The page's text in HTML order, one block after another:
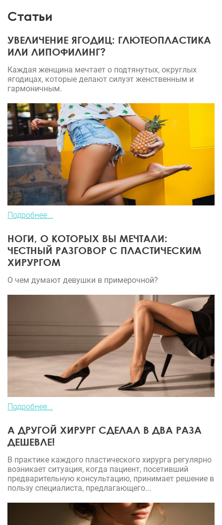
Статьи
УВЕЛИЧЕНИЕ ЯГОДИЦ: ГЛЮТЕОПЛАСТИКА
ИЛИ ЛИПОФИЛИНГ?
Каждая женщина мечтает о подтянутых, округлых
ягодицах, которые делают силуэт женственным и
гармоничным.
Подробнее...
НОГИ, О КОТОРЫХ ВЫ МЕЧТАЛИ:
ЧЕСТНЫЙ РАЗГОВОР С ПЛАСТИЧЕСКИМ
ХИРУРГОМ
О чем думают девушки в примерочной?
Подробнее...
А ДРУГОЙ ХИРУРГ СДЕЛАЛ В ДВА РАЗА
ДЕШЕВЛЕ!
В практике каждого пластического хирурга регулярно
возникает ситуация, когда пациент, посетивший
предварительную консультацию, принимает решение в
пользу специалиста, предлагающего...